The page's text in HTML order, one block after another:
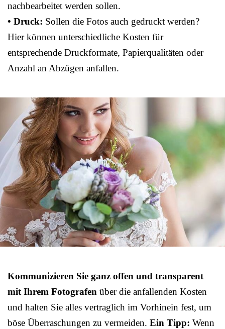
nachbearbeitet werden sollen.
• Druck: Sollen die Fotos auch gedruckt werden?
Hier können unterschiedliche Kosten für
entsprechende Druckformate, Papierqualitäten oder
Anzahl an Abzügen anfallen.
Kommunizieren Sie ganz offen und transparent
mit Ihrem Fotografen über die anfallenden Kosten
und halten Sie alles vertraglich im Vorhinein fest, um
böse Überraschungen zu vermeiden. Ein Tipp: Wenn